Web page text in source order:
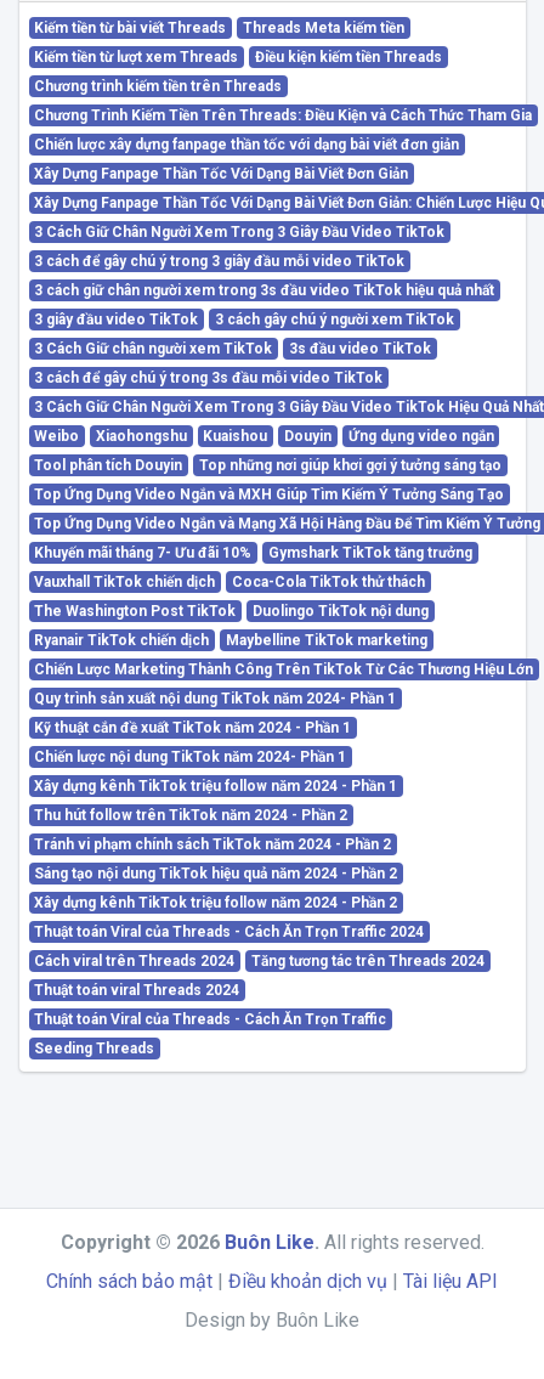
Kiếm tiền từ bài viết Threads
Threads Meta kiếm tiền
Kiếm tiền từ lượt xem Threads
Điều kiện kiếm tiền Threads
Chương trình kiếm tiền trên Threads
Chương Trình Kiếm Tiền Trên Threads: Điều Kiện và Cách Thức Tham Gia
Chiến lược xây dựng fanpage thần tốc với dạng bài viết đơn giản
Xây Dựng Fanpage Thần Tốc Với Dạng Bài Viết Đơn Giản
Xây Dựng Fanpage Thần Tốc Với Dạng Bài Viết Đơn Giản: Chiến Lược Hiệu
3 Cách Giữ Chân Người Xem Trong 3 Giây Đầu Video TikTok
3 cách để gây chú ý trong 3 giây đầu mỗi video TikTok
3 cách giữ chân người xem trong 3s đầu video TikTok hiệu quả nhất
3 giây đầu video TikTok
3 cách gây chú ý người xem TikTok
3 Cách Giữ chân người xem TikTok
3s đầu video TikTok
3 cách để gây chú ý trong 3s đầu mỗi video TikTok
3 Cách Giữ Chân Người Xem Trong 3 Giây Đầu Video TikTok Hiệu Quả Nhất
Weibo
Xiaohongshu Kuaishou Douyin
Ứng dụng video ngắn
Tool phân tích Douyin
Top những nơi giúp khơi gợi ý tưởng sáng tạo
Top Ứng Dụng Video Ngắn và MXH Giúp Tìm Kiếm Ý Tưởng Sáng Tạo
Top Ứng Dụng Video Ngắn và Mạng Xã Hội Hàng Đầu Để Tìm Kiếm Ý Tưởng
Khuyến mãi tháng 7- Ưu đãi 10%
Gymshark TikTok tăng trưởng
Vauxhall TikTok chiến dịch
Coca-Cola TikTok thử thách
The Washington Post TikTok
Duolingo TikTok nội dung
Ryanair TikTok chiến dịch
Maybelline TikTok marketing
Chiến Lược Marketing Thành Công Trên TikTok Từ Các Thương Hiệu Lớn
Quy trình sản xuất nội dung TikTok năm 2024- Phần 1
Kỹ thuật cắn đề xuất TikTok năm 2024 - Phần 1
Chiến lược nội dung TikTok năm 2024- Phần 1
Xây dựng kênh TikTok triệu follow năm 2024 - Phần 1
Thu hút follow trên TikTok năm 2024 - Phần 2
Tránh vi phạm chính sách TikTok năm 2024 - Phần 2
Sáng tạo nội dung TikTok hiệu quả năm 2024 - Phần 2
Xây dựng kênh TikTok triệu follow năm 2024 - Phần 2
Thuật toán Viral của Threads - Cách Ăn Trọn Traffic 2024
Cách viral trên Threads 2024
Tăng tương tác trên Threads 2024
Thuật toán viral Threads 2024
Thuật toán Viral của Threads - Cách Ăn Trọn Traffic
Seeding Threads
Copyright © 2026 Buôn Like. All rights reserved.
Chính sách bảo mật | Điều khoản dịch vụ | Tài liệu API
Design by Buôn Like